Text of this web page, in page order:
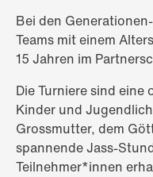
Bei den
Teams mit einem
15 Jahren im
Die Turniere sind
Kinder und
Grossmutter, dem
spannende Jass-
Teilnehmer*innen